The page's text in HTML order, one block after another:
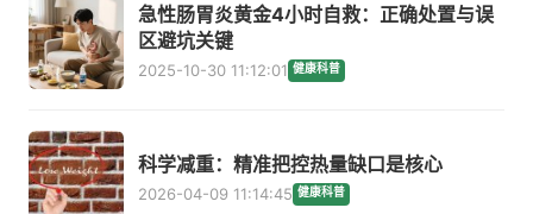
急性肠胃炎黄金4小时自救：正确处置与误
区避坑关键
2025-10-30 11:12:01 健康科普
科学减重：精准把控热量缺口是核心
2026-04-09 11:14:45 健康科普